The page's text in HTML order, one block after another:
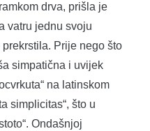
drva, prišla je
vatru jednu svoju
Prije nego što
simpatična i uvijek
na latinskom
simplicitas“, što u
Ondašnjoj